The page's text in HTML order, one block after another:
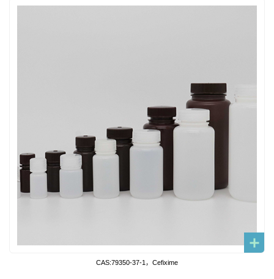
CAS:79350-37-1，Cefixime